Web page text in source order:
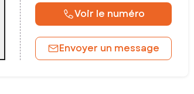
Voir le numéro
Envoyer un message